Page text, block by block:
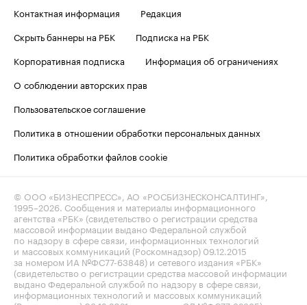
Контактная информация
Редакция
Скрыть баннеры на РБК
Подписка на РБК
Корпоративная подписка
Информация об ограничениях
О соблюдении авторских прав
Пользовательское соглашение
Политика в отношении обработки персональных данных
Политика обработки файлов cookie
© ООО «БИЗНЕСПРЕСС», АО «РОСБИЗНЕСКОНСАЛТИНГ»,
1995–2026. Сообщения и материалы информационного
агентства «РБК» (свидетельство о регистрации средства
массовой информации выдано Федеральной службой
по надзору в сфере связи, информационных технологий
и массовых коммуникаций (Роскомнадзор) 09.12.2015
за номером ИА №ФС77-63848) и сетевого издания «РБК»
(свидетельство о регистрации средства массовой информации
выдано Федеральной службой по надзору в сфере связи,
информационных технологий и массовых коммуникаций